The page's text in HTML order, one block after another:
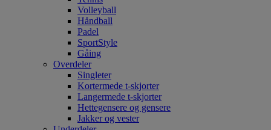
Volleyball
Håndball
Padel
SportStyle
Gåing
Overdeler
Singleter
Kortermede t-skjorter
Langermede t-skjorter
Hettegensere og gensere
Jakker og vester